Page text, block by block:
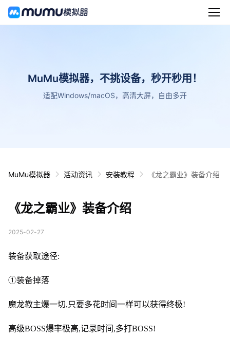
MuMu模拟器，不挑设备，秒开秒用！
适配Windows/macOS，高清大屏，自由多开
MuMu模拟器 活动资讯 安装教程 《龙之霸业》装备介绍
《龙之霸业》装备介绍
2025-02-27
装备获取途径:
①装备掉落
魔龙教主爆一切,只要多花时间一样可以获得终极!
高级BOSS爆率极高,记录时间,多打BOSS!